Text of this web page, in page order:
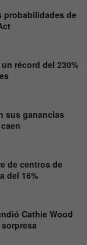
probabilidades de
récord del 230%
sus ganancias
de centros de
del 16%
Cathie Wood